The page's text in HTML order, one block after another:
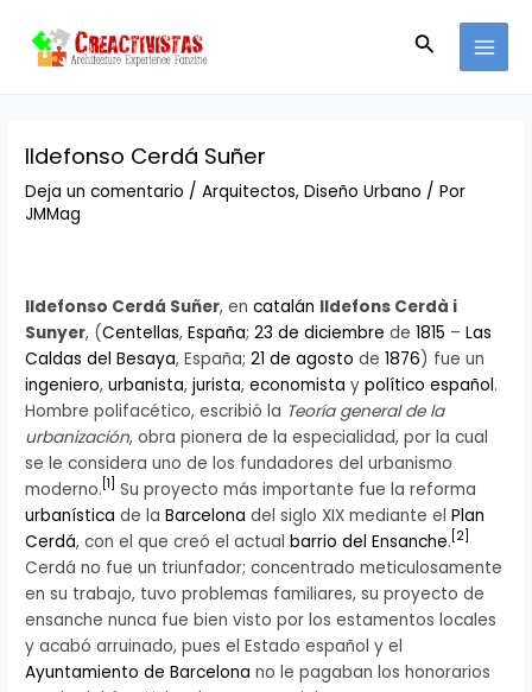
contenido
Buscar
Ildefonso Cerdá Suñer
Deja un comentario /Arquitectos,Diseño Urbano / Por
JMMag
Ildefonso Cerdá Suñer, encatalán Ildefons Cerdà i
Sunyer, (Centellas,España;23 de diciembre de1815 –Las
Caldas del Besaya, España;21 de agosto de1876) fue un
ingeniero,urbanista,jurista,economista ypolítico español.
Hombre polifacético, escribió la Teoría general de la
urbanización, obra pionera de la especialidad, por la cual
se le considera uno de los fundadores del urbanismo
moderno. [1 Su proyecto más importante fue la reforma
urbanística de laBarcelona del siglo XIX mediante elPlan
Cerdá, con el que creó el actualbarrio del Ensanche. 2
Cerdá no fue un triunfador; concentrado meticulosamente
en su trabajo, tuvo problemas familiares, su proyecto de
ensanche nunca fue bien visto por los estamentos locales
y acabó arruinado, pues el Estado español y el
Ayuntamiento de Barcelona no le pagaban los honorarios
de
entradas